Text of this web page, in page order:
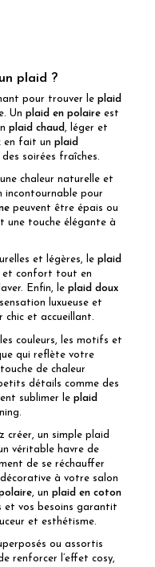
plaid ?
pour trouver le plaid
Un plaid en polaire est
plaid chaud
, léger et
en fait un plaid
soirées fraîches.
chaleur naturelle et
incontournable pour
peuvent être épais ou
une touche élégante à
et légères, le plaid
et confort tout en
Enfin, le plaid doux
luxueuse et
chic et accueillant.
couleurs, les motifs et
qui reflète votre
de chaleur
détails comme des
sublimer le plaid
créer, un simple plaid
véritable havre de
de se réchauffer
à votre salon
, un plaid en coton
et vos besoins garantit
et esthétisme.
ou assortis
renforcer l’effet cosy,